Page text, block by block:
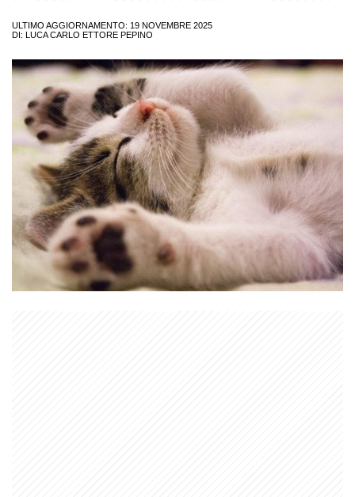
ULTIMO AGGIORNAMENTO: 19 NOVEMBRE 2025
DI: LUCA CARLO ETTORE PEPINO